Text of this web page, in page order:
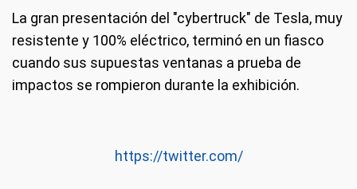
La gran presentación del "cybertruck" de Tesla, muy
resistente y 100% eléctrico, terminó en un fiasco
cuando sus supuestas ventanas a prueba de
impactos se rompieron durante la exhibición.
https://twitter.com/